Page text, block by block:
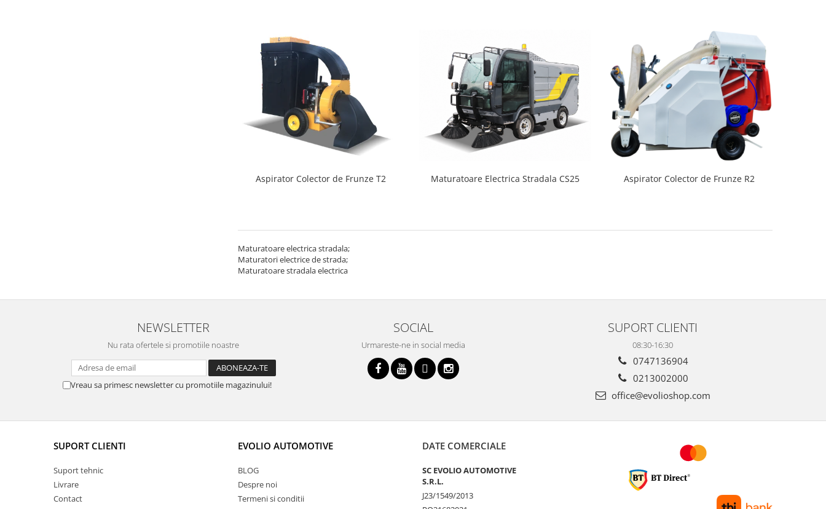
Aspirator Colector de Frunze T2 Maturatoare Electrica Stradala CS25 Aspirator Colector de Frunze R2
Maturatoare electrica stradala;
Maturatori electrice de strada;
Maturatoare stradala electrica
NEWSLETTER
Nu rata ofertele si promotiile noastre
Vreau sa primesc newsletter cu promotiile magazinului!
SOCIAL
Urmareste-ne in social media
SUPORT CLIENTI
08:30-16:30
0747136904
0213002000
office@evolioshop.com
SUPORT CLIENTI
Suport tehnic
Livrare
Contact
EVOLIO AUTOMOTIVE
BLOG
Despre noi
Termeni si conditii
DATE COMERCIALE
SC EVOLIO AUTOMOTIVE
S.R.L.
J23/1549/2013